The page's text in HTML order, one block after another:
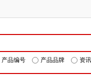
产品编号 产品品牌 资